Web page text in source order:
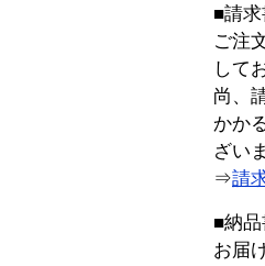
■請
ご注
して
尚、
かか
ざい
⇒請
■納
お届